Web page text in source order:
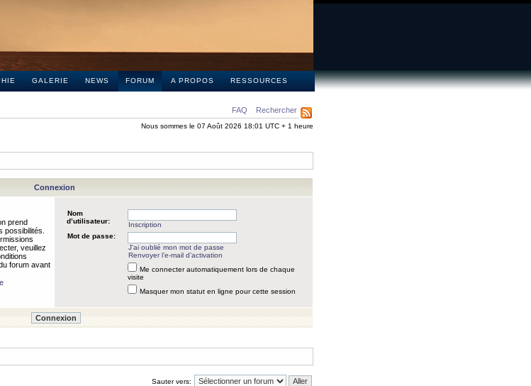
GALERIE NEWS FORUM A PROPOS RESSOURCES
FAQ Rechercher
Nous sommes le 07 Août 2026 18:01 UTC + 1 heure
Connexion
prend
possibilités.
veuillez
forum avant
Nom
d’utilisateur:
Inscription
Mot de passe:
J’ai oublié mon mot de passe
Renvoyer l’e-mail d’activation
Me connecter automatiquement lors de chaque
visite
Masquer mon statut en ligne pour cette session
Sauter vers: